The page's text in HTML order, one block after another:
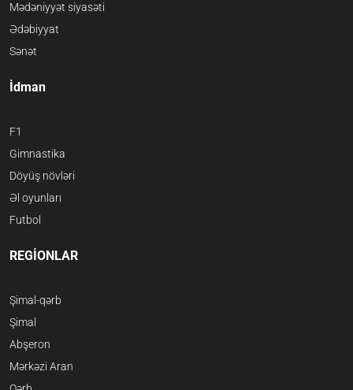
Mədəniyyət siyasəti
Ədəbiyyat
Sənət
İdman
F1
Gimnastika
Döyüş növləri
Əl oyunları
Futbol
REGİONLAR
Şimal-qərb
Şimal
Abşeron
Mərkəzi Aran